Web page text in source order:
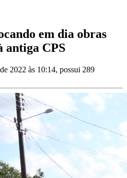
em dia obras
antiga CPS
2022 às 10:14, possui 289